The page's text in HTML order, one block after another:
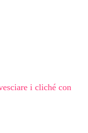
i cliché con